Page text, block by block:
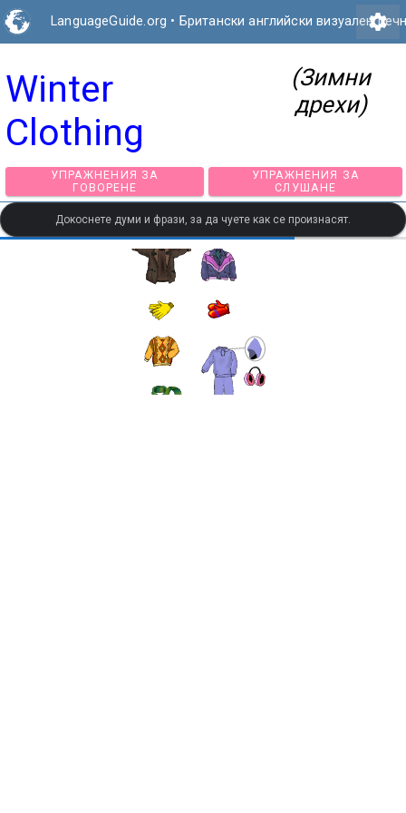
LanguageGuide.org • Британски английски визуаленsettings
Winter
Clothing
(Зимни
дрехи)
УПРАЖНЕНИЯ ЗА
УПРАЖНЕНИЯ
Докоснете думи и фрази, за да чуете как се произнасят.